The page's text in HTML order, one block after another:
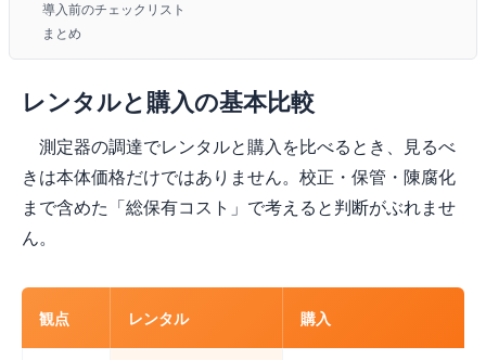
導入前のチェックリスト
まとめ
レンタルと購入の基本比較
測定器の調達でレンタルと購入を比べるとき、見るべ
きは本体価格だけではありません。校正・保管・陳腐化
まで含めた「総保有コスト」で考えると判断がぶれませ
ん。
観点 レンタル 購入